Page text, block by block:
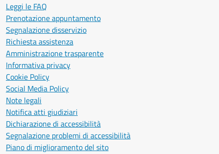
Leggi le FAQ
Prenotazione appuntamento
Segnalazione disservizio
Richiesta assistenza
Amministrazione trasparente
Informativa privacy
Cookie Policy
Social Media Policy
Note legali
Notifica atti giudiziari
Dichiarazione di accessibilità
Segnalazione problemi di accessibilità
Piano di miglioramento del sito